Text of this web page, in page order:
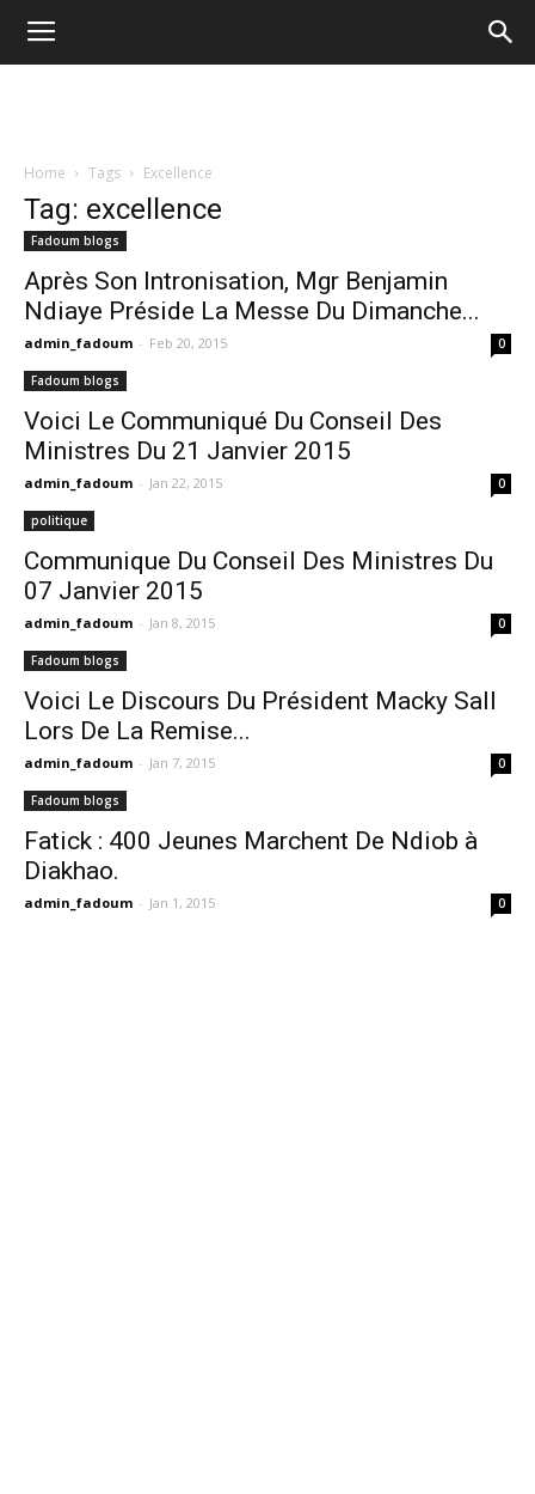
Home Tags Excellence
Tag: excellence
Fadoum blogs
Après Son Intronisation, Mgr Benjamin
Ndiaye Préside La Messe Du Dimanche...
admin_fadoum - Feb 20, 2015 0
Fadoum blogs
Voici Le Communiqué Du Conseil Des
Ministres Du 21 Janvier 2015
admin_fadoum - Jan 22, 2015 0
politique
Communique Du Conseil Des Ministres Du
07 Janvier 2015
admin_fadoum - Jan 8, 2015 0
Fadoum blogs
Voici Le Discours Du Président Macky Sall
Lors De La Remise...
admin_fadoum - Jan 7, 2015 0
Fadoum blogs
Fatick : 400 Jeunes Marchent De Ndiob à
Diakhao.
admin_fadoum - Jan 1, 2015 0